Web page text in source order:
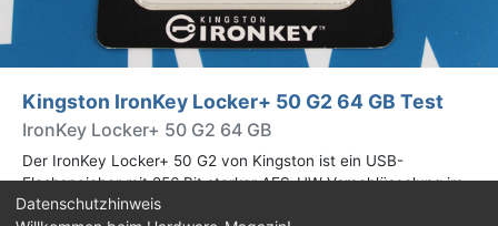
Kingston IronKey Locker+ 50 G2 64 GB Test
IronKey Locker+ 50 G2 64 GB
Der IronKey Locker+ 50 G2 von Kingston ist ein USB-
Flashspeicher mit 256 Bit starker AES-HW-Verschlüsselung im
XTS-Modus. Wir haben das 64-GB-Modell im Praxistest
Datenschutzhinweis